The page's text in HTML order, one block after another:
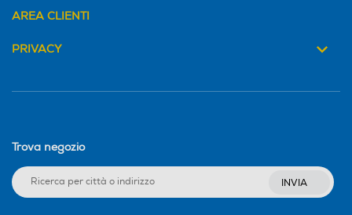
AREA CLIENTI
PRIVACY
Trova negozio
INVIA